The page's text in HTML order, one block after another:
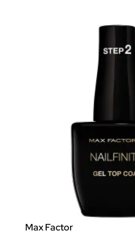
Max Factor